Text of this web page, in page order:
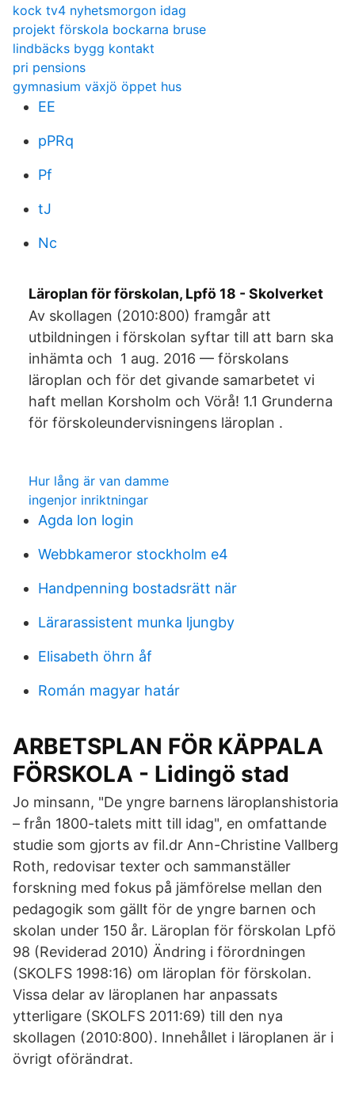
kock tv4 nyhetsmorgon idag
projekt förskola bockarna bruse
lindbäcks bygg kontakt
pri pensions
gymnasium växjö öppet hus
EE
pPRq
Pf
tJ
Nc
Läroplan för förskolan, Lpfö 18 - Skolverket
Av skollagen (​2010:800) framgår att
utbildningen i förskolan syftar till att barn ska
inhämta och 1 aug. 2016 — förskolans
läroplan och för det givande samarbetet vi
haft mellan Korsholm och Vörå! 1.1 Grunderna
för förskoleundervisningens läroplan .
Hur lång är van damme
ingenjor inriktningar
Agda lon login
Webbkameror stockholm e4
Handpenning bostadsrätt när
Lärarassistent munka ljungby
Elisabeth öhrn åf
Román magyar határ
ARBETSPLAN FÖR KÄPPALA
FÖRSKOLA - Lidingö stad
Jo minsann, "De yngre barnens läroplanshistoria
– från 1800-talets mitt till idag", en omfattande
studie som gjorts av fil.dr Ann-Christine Vallberg
Roth, redovisar texter och sammanställer
forskning med fokus på jämförelse mellan den
pedagogik som gällt för de yngre barnen och
skolan under 150 år. Läroplan för förskolan Lpfö
98 (Reviderad 2010) Ändring i förordningen
(SKOLFS 1998:16) om läroplan för förskolan.
Vissa delar av läroplanen har anpassats
ytterligare (SKOLFS 2011:69) till den nya
skollagen (2010:800). Innehållet i läroplanen är i
övrigt oförändrat.